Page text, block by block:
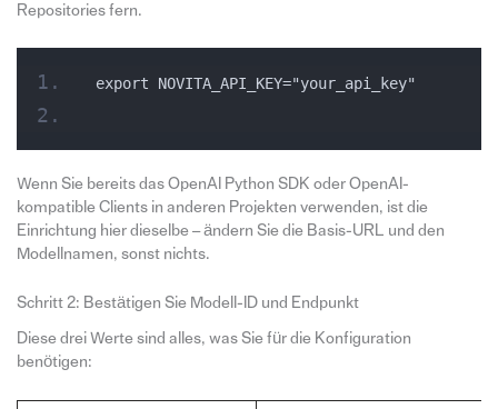
Repositories fern.
export NOVITA_API_KEY="your_api_key"
Wenn Sie bereits das OpenAI Python SDK oder OpenAI-
kompatible Clients in anderen Projekten verwenden, ist die
Einrichtung hier dieselbe – ändern Sie die Basis-URL und den
Modellnamen, sonst nichts.
Schritt 2: Bestätigen Sie Modell-ID und Endpunkt
Diese drei Werte sind alles, was Sie für die Konfiguration
benötigen: